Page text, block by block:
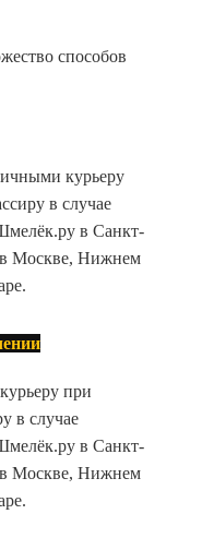
способов
курьеру
в случае
в Санкт-
в Москве, Нижнем
при
в случае
в Санкт-
в Москве, Нижнем